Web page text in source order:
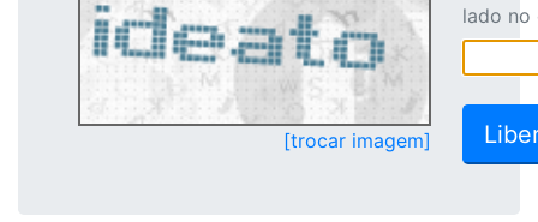
[trocar imagem]
lado no